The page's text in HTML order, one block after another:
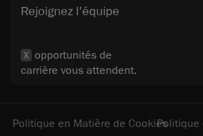
Rejoignez l'équipe
X opportunités de
carrière vous attendent.
Politique en Matière de CookiesPolitique